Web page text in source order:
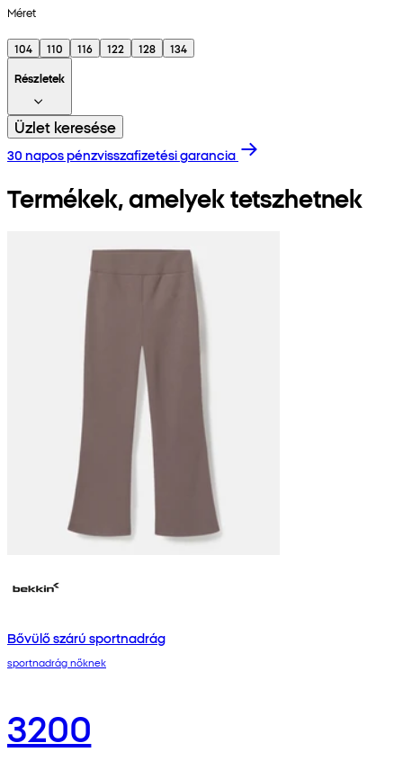
Méret
104 110 116 122 128
134
Részletek
Üzlet keresése
30 napos pénzvisszafizetési garancia
Termékek, amelyek tetszhetnek
Bővülő szárú sportnadrág
sportnadrág nőknek
3200